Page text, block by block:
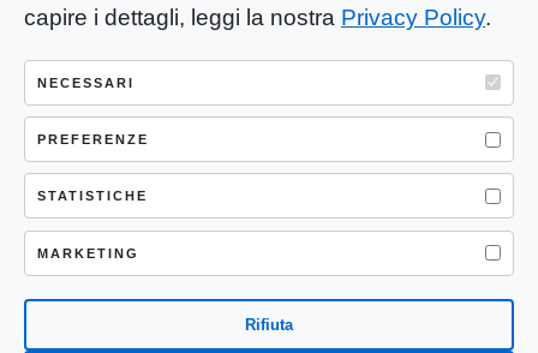
capire i dettagli, leggi la nostra Privacy Policy.
NECESSARI
PREFERENZE
STATISTICHE
MARKETING
Rifiuta
YOU-ng Slow Journalism è una testata
giornalistica di proprietà di Mastino S.R.L.
Registrazione presso Trib. Santa Maria
Capua Vetere (CE) n° 900 del 31/01/2025 |
ISSN 3103-4683
P.IVA: 04755530617
Sede Legale: CASERTA – VIA LORENZO MARIA
NERONI 11 CAP 81100